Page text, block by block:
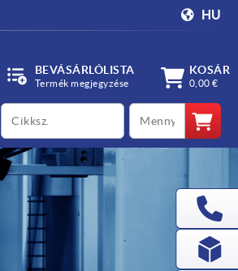
HU
BEVÁSÁRLÓLISTA
Termék megjegyzése
KOSÁR
0,00 €
productCode qty